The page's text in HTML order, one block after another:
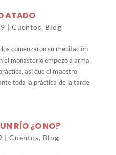
ATADO
| Cuentos, Blog
comenzaron su meditación
el monasterio empezó a arma
así que el maestro
toda la práctica de la tarde.
RÍO ¿O NO?
| Cuentos, Blog